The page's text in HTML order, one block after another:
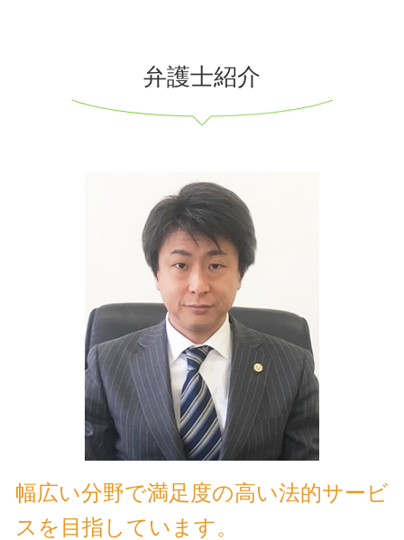
弁護士紹介
幅広い分野で満足度の高い法的サービ
スを目指しています。